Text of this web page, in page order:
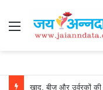
Menu